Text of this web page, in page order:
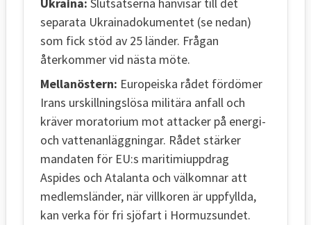
Ukraina: Slutsatserna hänvisar till det
separata Ukrainadokumentet (se nedan)
som fick stöd av 25 länder. Frågan
återkommer vid nästa möte.
Mellanöstern: Europeiska rådet fördömer
Irans urskillningslösa militära anfall och
kräver moratorium mot attacker på energi-
och vattenanläggningar. Rådet stärker
mandaten för EU:s maritimiuppdrag
Aspides och Atalanta och välkomnar att
medlemsländer, när villkoren är uppfyllda,
kan verka för fri sjöfart i Hormuzsundet.